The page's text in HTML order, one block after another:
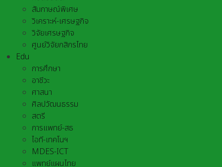
สัมภาษณ์พิเศษ
วิเคราะห์-เศรษฐกิจ
วิจัยเศรษฐกิจ
ศูนย์วิจัยกสิกรไทย
Edu
การศึกษา
อาชีวะ
ศาสนา
ศิลปวัฒนธรรม
สตรี
การแพทย์-สธ
ไอที-เทคโนฯ
MDES-ICT
แพทย์แผนไทย